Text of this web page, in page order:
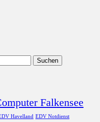
Falkensee
Havelland EDV Notdienst